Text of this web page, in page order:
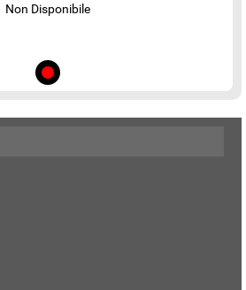
Non Disponibile